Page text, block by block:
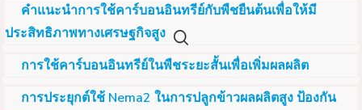
คำแนะนำการใช้คาร์บอนอินทรีย์กับพืชยืนต้นเพื่อให้มี
ประสิทธิภาพทางเศรษฐกิจสูง
การใช้คาร์บอนอินทรีย์ในพืชระยะสั้นเพื่อเพิ่มผลผลิต
การประยุกต์ใช้ Nema2 ในการปลูกข้าวผลผลิตสูง ป้องกัน